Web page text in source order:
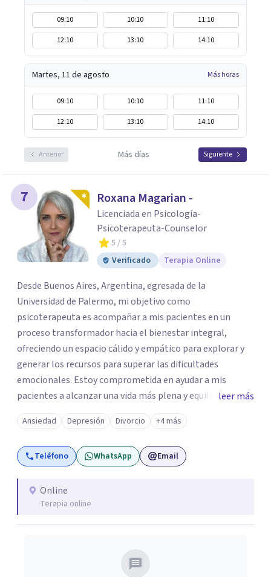
09:10 10:10
11:10
12:10
13:10 14:10
Martes, 11 de agosto Más horas
09:10 10:10
11:10
12:10
13:10 14:10
Anterior Más días Siguiente
7 Roxana Magarian -
Licenciada en Psicología-
Psicoterapeuta-Counselor
5 / 5
Verificado
Terapia Online
Desde Buenos Aires, Argentina, egresada de la
Universidad de Palermo, mi objetivo como
psicoterapeuta es acompañar a mis pacientes en un
proceso transformador hacia el bienestar integral,
ofreciendo un espacio cálido y empático para explorar y
generar los recursos para superar las dificultades
emocionales. Estoy comprometida en ayudar a mis
pacientes a alcanzar una vida más plena y equilibrada. Si
estás atravesando una crisis y sentís que necesitás ayuda
o quisieras profundizar en tu autoconocimiento, te invito
a que me contactes para acompañarte en el proceso.
leer más
Ansiedad Depresión Divorcio +4 más
Teléfono WhatsApp Email
Online
Terapia online